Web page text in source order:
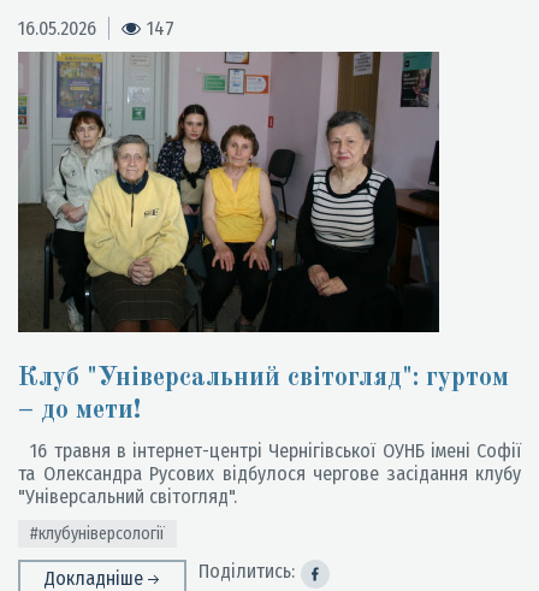
16.05.2026 147
Клуб "Універсальний світогляд": гуртом
– до мети!
16 травня в інтернет-центрі Чернігівської ОУНБ імені Софії
та Олександра Русових відбулося чергове засідання клубу
"Універсальний світогляд".
#клубуніверсології
Докладніше Поділитись: